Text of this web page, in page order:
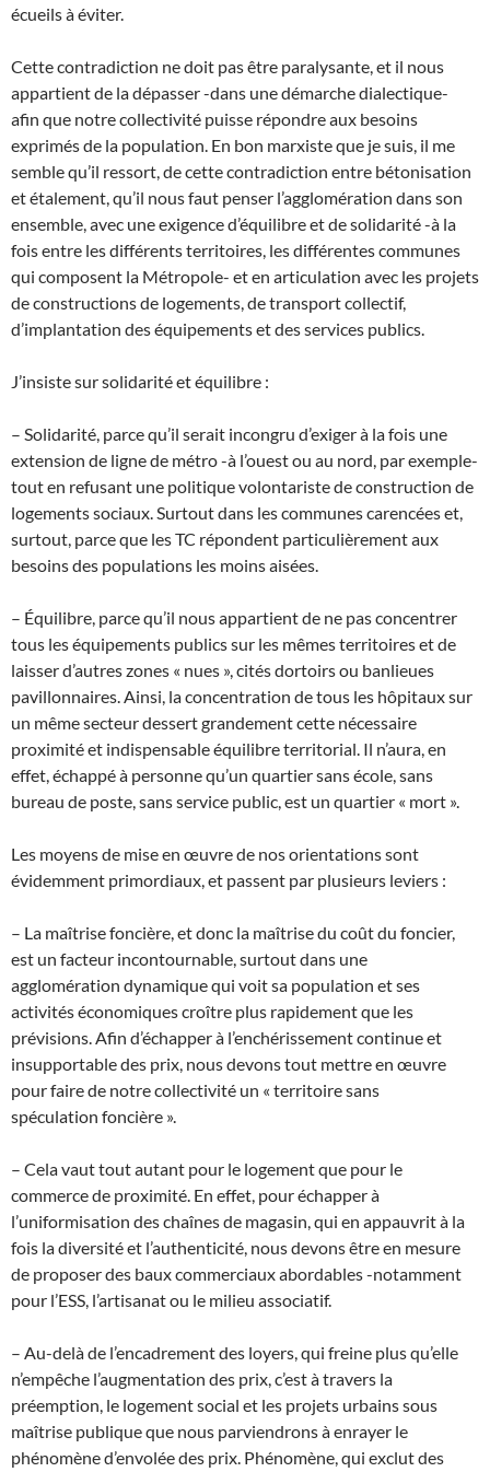
écueils à éviter.
Cette contradiction ne doit pas être paralysante, et il nous
appartient de la dépasser -dans une démarche dialectique-
afin que notre collectivité puisse répondre aux besoins
exprimés de la population. En bon marxiste que je suis, il me
semble qu’il ressort, de cette contradiction entre bétonisation
et étalement, qu’il nous faut penser l’agglomération dans son
ensemble, avec une exigence d’équilibre et de solidarité -à la
fois entre les différents territoires, les différentes communes
qui composent la Métropole- et en articulation avec les projets
de constructions de logements, de transport collectif,
d’implantation des équipements et des services publics.
J’insiste sur solidarité et équilibre :
– Solidarité, parce qu’il serait incongru d’exiger à la fois une
extension de ligne de métro -à l’ouest ou au nord, par exemple-
tout en refusant une politique volontariste de construction de
logements sociaux. Surtout dans les communes carencées et,
surtout, parce que les TC répondent particulièrement aux
besoins des populations les moins aisées.
– Équilibre, parce qu’il nous appartient de ne pas concentrer
tous les équipements publics sur les mêmes territoires et de
laisser d’autres zones « nues », cités dortoirs ou banlieues
pavillonnaires. Ainsi, la concentration de tous les hôpitaux sur
un même secteur dessert grandement cette nécessaire
proximité et indispensable équilibre territorial. Il n’aura, en
effet, échappé à personne qu’un quartier sans école, sans
bureau de poste, sans service public, est un quartier « mort ».
Les moyens de mise en œuvre de nos orientations sont
évidemment primordiaux, et passent par plusieurs leviers :
– La maîtrise foncière, et donc la maîtrise du coût du foncier,
est un facteur incontournable, surtout dans une
agglomération dynamique qui voit sa population et ses
activités économiques croître plus rapidement que les
prévisions. Afin d’échapper à l’enchérissement continue et
insupportable des prix, nous devons tout mettre en œuvre
pour faire de notre collectivité un « territoire sans
spéculation foncière ».
– Cela vaut tout autant pour le logement que pour le
commerce de proximité. En effet, pour échapper à
l’uniformisation des chaînes de magasin, qui en appauvrit à la
fois la diversité et l’authenticité, nous devons être en mesure
de proposer des baux commerciaux abordables -notamment
pour l’ESS, l’artisanat ou le milieu associatif.
– Au-delà de l’encadrement des loyers, qui freine plus qu’elle
n’empêche l’augmentation des prix, c’est à travers la
préemption, le logement social et les projets urbains sous
maîtrise publique que nous parviendrons à enrayer le
phénomène d’envolée des prix. Phénomène, qui exclut des